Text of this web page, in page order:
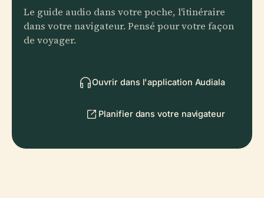
Le guide audio dans votre poche, l'itinéraire
dans votre navigateur. Pensé pour votre façon
de voyager.
Ouvrir dans l'application Audiala
Planifier dans votre navigateur